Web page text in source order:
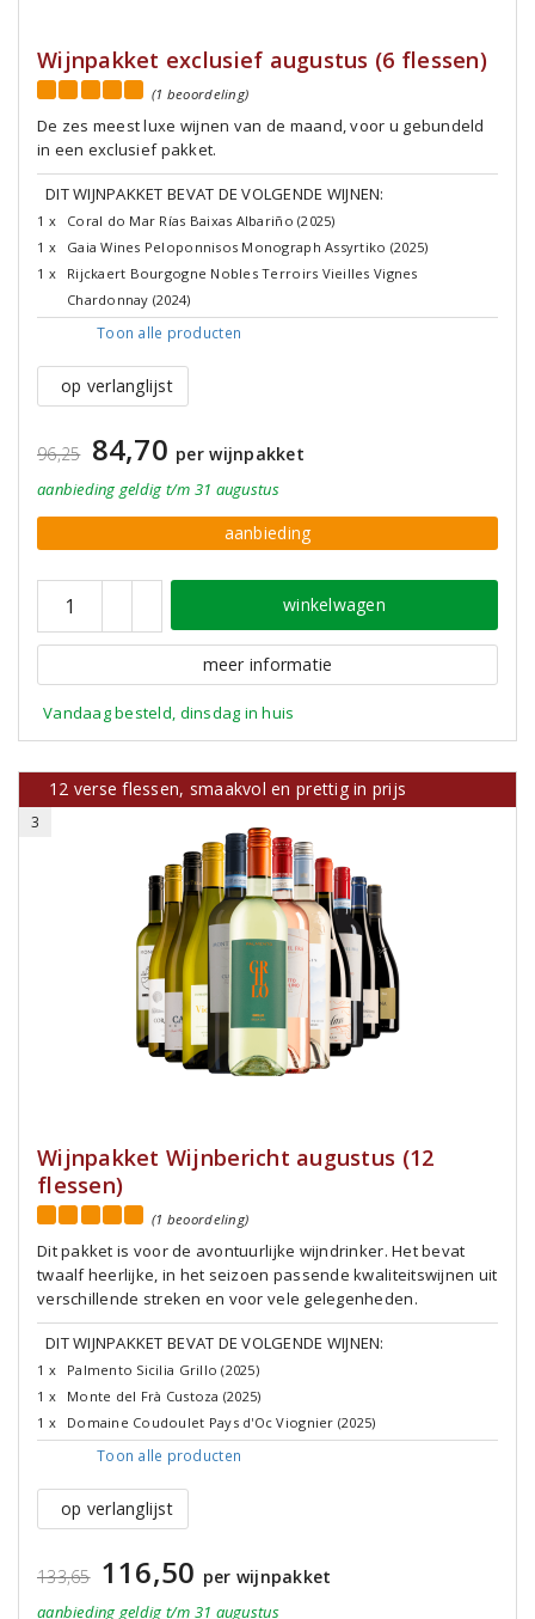
Wijnpakket exclusief augustus (6 flessen)
(1 beoordeling)
De zes meest luxe wijnen van de maand, voor u gebundeld
in een exclusief pakket.
DIT WIJNPAKKET BEVAT DE VOLGENDE WIJNEN:
1 x
Coral do Mar Rías Baixas Albariño (2025)
1 x
Gaia Wines Peloponnisos Monograph Assyrtiko (2025)
1 x
Rijckaert Bourgogne Nobles Terroirs Vieilles Vignes
Chardonnay (2024)
Toon alle producten
op verlanglijst
96,25 84,70 per wijnpakket
aanbieding geldig t/m 31 augustus
aanbieding
winkelwagen
meer informatie
Vandaag besteld, dinsdag in huis
12 verse flessen, smaakvol en prettig in prijs
3
Wijnpakket Wijnbericht augustus (12
flessen)
(1 beoordeling)
Dit pakket is voor de avontuurlijke wijndrinker. Het bevat
twaalf heerlijke, in het seizoen passende kwaliteitswijnen uit
verschillende streken en voor vele gelegenheden.
DIT WIJNPAKKET BEVAT DE VOLGENDE WIJNEN:
1 x
Palmento Sicilia Grillo (2025)
1 x
Monte del Frà Custoza (2025)
1 x
Domaine Coudoulet Pays d'Oc Viognier (2025)
Toon alle producten
op verlanglijst
133,65 116,50 per wijnpakket
aanbieding geldig t/m 31 augustus